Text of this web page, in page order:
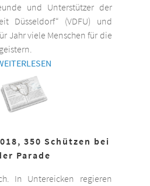
und Unterstützer der
Düsseldorf“ (VDFU) und
Jahr viele Menschen für die
350 Schützen bei
Parade
In Untereicken regieren